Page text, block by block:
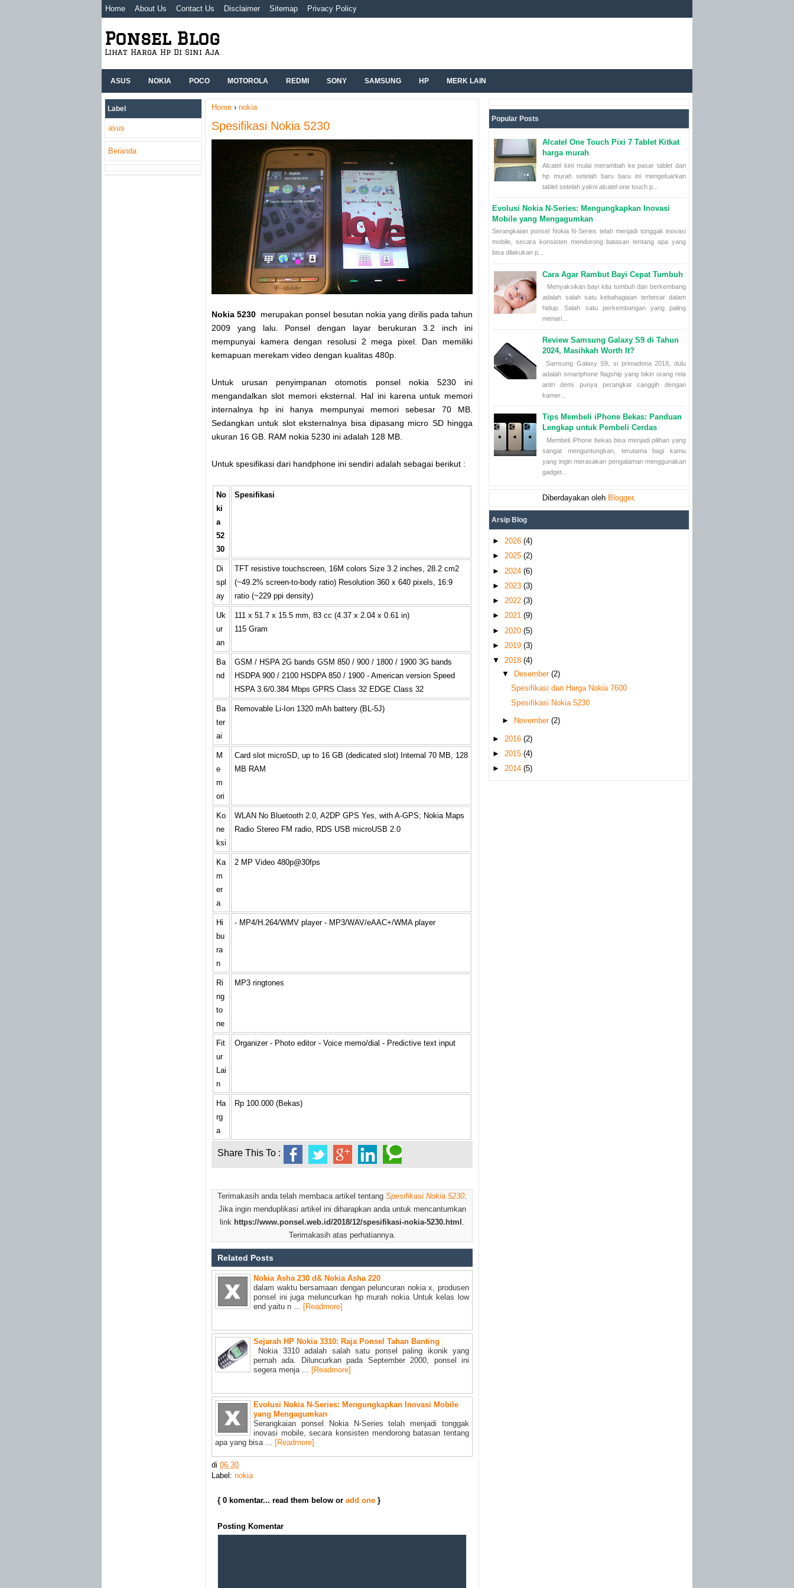
Home About Us Contact Us Disclaimer Sitemap Privacy Policy
Ponsel Blog
Lihat Harga Hp Di Sini Aja
ASUS NOKIA POCO MOTOROLA REDMI SONY SAMSUNG HP MERK LAIN
Label
asus
Beranda
Home › nokia
Spesifikasi Nokia 5230
Nokia 5230 merupakan ponsel besutan nokia yang dirilis pada tahun
2009 yang lalu. Ponsel dengan layar berukuran 3.2 inch ini
mempunyai kamera dengan resolusi 2 mega pixel. Dan memiliki
kemapuan merekam video dengan kualitas 480p.
Untuk urusan penyimpanan otomotis ponsel nokia 5230 ini
mengandalkan slot memori eksternal. Hal ini karena untuk memori
internalnya hp ini hanya mempunyai memori sebesar 70 MB.
Sedangkan untuk slot eksternalnya bisa dipasang micro SD hingga
ukuran 16 GB. RAM nokia 5230 ini adalah 128 MB.
Untuk spesifikasi dari handphone ini sendiri adalah sebagai berikut :
No
ki
a
52
30
Spesifikasi
Di
spl
ay
TFT resistive touchscreen, 16M colors Size 3.2 inches, 28.2 cm2
(~49.2% screen-to-body ratio) Resolution 360 x 640 pixels, 16:9
ratio (~229 ppi density)
Uk
ur
an
111 x 51.7 x 15.5 mm, 83 cc (4.37 x 2.04 x 0.61 in)
115 Gram
Ba
nd
GSM / HSPA 2G bands GSM 850 / 900 / 1800 / 1900 3G bands
HSDPA 900 / 2100 HSDPA 850 / 1900 - American version Speed
HSPA 3.6/0.384 Mbps GPRS Class 32 EDGE Class 32
Ba
ter
ai
Removable Li-Ion 1320 mAh battery (BL-5J)
M
e
m
ori
Card slot microSD, up to 16 GB (dedicated slot) Internal 70 MB, 128
MB RAM
Ko
ne
ksi
WLAN No Bluetooth 2.0, A2DP GPS Yes, with A-GPS; Nokia Maps
Radio Stereo FM radio, RDS USB microUSB 2.0
Ka
m
er
a
2 MP Video 480p@30fps
Hi
bu
ra
n
- MP4/H.264/WMV player - MP3/WAV/eAAC+/WMA player
Ri
ng
to
ne
MP3 ringtones
Fit
ur
Lai
n
Organizer - Photo editor - Voice memo/dial - Predictive text input
Ha
rg
a
Rp 100.000 (Bekas)
Share This To :
Terimakasih anda telah membaca artikel tentang Spesifikasi Nokia 5230.
Jika ingin menduplikasi artikel ini diharapkan anda untuk mencantumkan
link https://www.ponsel.web.id/2018/12/spesifikasi-nokia-5230.html .
Terimakasih atas perhatiannya.
Related Posts
Nokia Asha 230 d& Nokia Asha 220
dalam waktu bersamaan dengan peluncuran nokia x, produsen
ponsel ini juga meluncurkan hp murah nokia Untuk kelas low
end yaitu n ... [Readmore]
Sejarah HP Nokia 3310: Raja Ponsel Tahan Banting
Nokia 3310 adalah salah satu ponsel paling ikonik yang
pernah ada. Diluncurkan pada September 2000, ponsel ini
segera menja ... [Readmore]
Evolusi Nokia N-Series: Mengungkapkan Inovasi Mobile
yang Mengagumkan
Serangkaian ponsel Nokia N-Series telah menjadi tonggak
inovasi mobile, secara konsisten mendorong batasan tentang
apa yang bisa ... [Readmore]
di 06.30
Label: nokia
{ 0 komentar... read them below or add one }
Posting Komentar
Popular Posts
Alcatel One Touch Pixi 7 Tablet Kitkat
harga murah
Alcatel kini mulai merambah ke pasar tablet dan
hp murah setelah baru baru ini mengeluarkan
tablet setelah yakni alcatel one touch p...
Evolusi Nokia N-Series: Mengungkapkan Inovasi
Mobile yang Mengagumkan
Serangkaian ponsel Nokia N-Series telah menjadi tonggak inovasi
mobile, secara konsisten mendorong batasan tentang apa yang
bisa dilakukan p...
Cara Agar Rambut Bayi Cepat Tumbuh
Menyaksikan bayi kita tumbuh dan berkembang
adalah salah satu kebahagiaan terbesar dalam
hidup. Salah satu perkembangan yang paling
menari...
Review Samsung Galaxy S9 di Tahun
2024, Masihkah Worth It?
Samsung Galaxy S9, si primadona 2018, dulu
adalah smartphone flagship yang bikin orang rela
antri demi punya perangkat canggih dengan
kamer...
Tips Membeli iPhone Bekas: Panduan
Lengkap untuk Pembeli Cerdas
Membeli iPhone bekas bisa menjadi pilihan yang
sangat menguntungkan, terutama bagi kamu
yang ingin merasakan pengalaman menggunakan
gadget...
Diberdayakan oleh Blogger.
Arsip Blog
► 2026 (4)
► 2025 (2)
► 2024 (6)
► 2023 (3)
► 2022 (3)
► 2021 (9)
► 2020 (5)
► 2019 (3)
▼ 2018 (4)
▼
Desember (2)
Spesifikasi dan Harga Nokia 7600
Spesifikasi Nokia 5230
► November (2)
► 2016 (2)
► 2015 (4)
► 2014 (5)